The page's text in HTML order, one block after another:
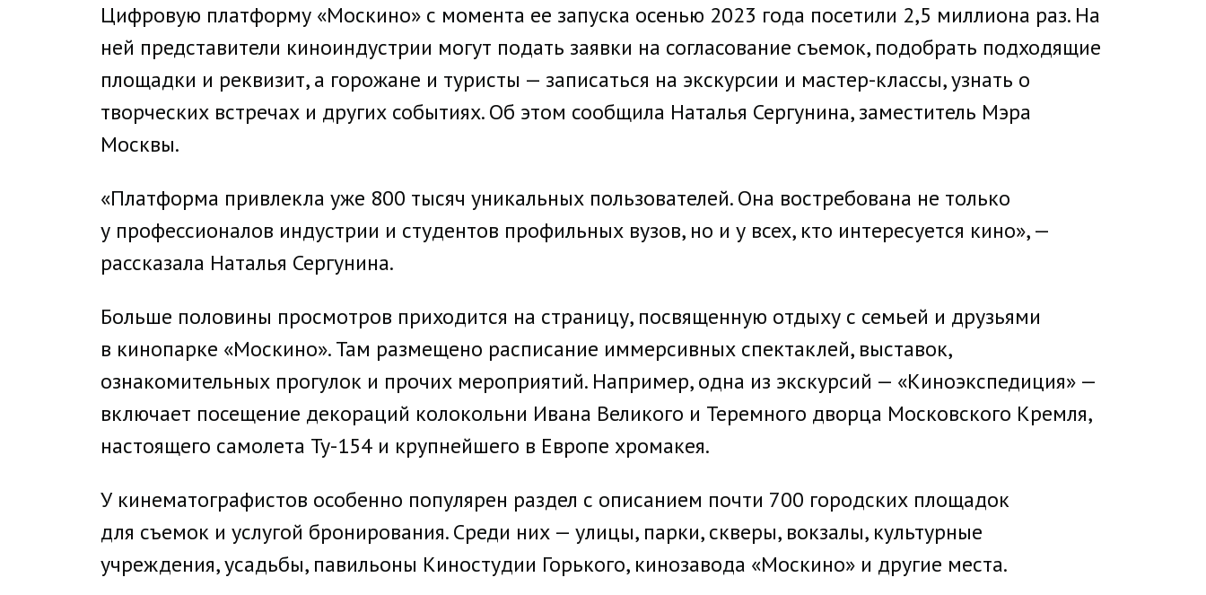
Цифровую платформу «Москино» с момента ее запуска осенью 2023 года посетили 2,5 миллиона раз. На
ней представители киноиндустрии могут подать заявки на согласование съемок, подобрать подходящие
площадки и реквизит, а горожане и туристы — записаться на экскурсии и мастер-классы, узнать о
творческих встречах и других событиях. Об этом сообщила Наталья Сергунина, заместитель Мэра
Москвы.
«Платформа привлекла уже 800 тысяч уникальных пользователей. Она востребована не только
у профессионалов индустрии и студентов профильных вузов, но и у всех, кто интересуется кино», —
рассказала Наталья Сергунина.
Больше половины просмотров приходится на страницу, посвященную отдыху с семьей и друзьями
в кинопарке «Москино». Там размещено расписание иммерсивных спектаклей, выставок,
ознакомительных прогулок и прочих мероприятий. Например, одна из экскурсий — «Киноэкспедиция» —
включает посещение декораций колокольни Ивана Великого и Теремного дворца Московского Кремля,
настоящего самолета Ту-154 и крупнейшего в Европе хромакея.
У кинематографистов особенно популярен раздел с описанием почти 700 городских площадок
для съемок и услугой бронирования. Среди них — улицы, парки, скверы, вокзалы, культурные
учреждения, усадьбы, павильоны Киностудии Горького, кинозавода «Москино» и другие места.